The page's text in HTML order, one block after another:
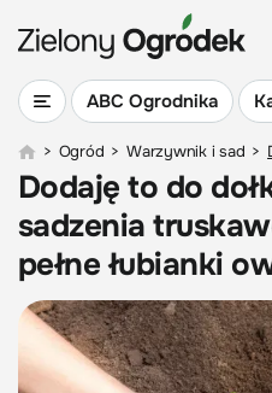
ABC Ogrodnika
> Ogród > Warzywnik i sad >
Dodaję to do
sadzenia
pełne łubianki